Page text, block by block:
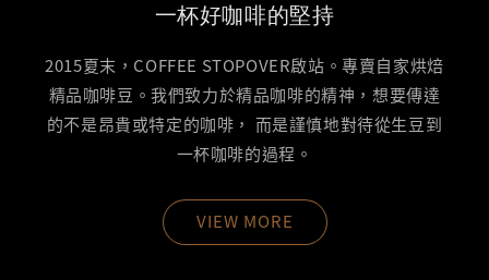
一杯好咖啡的堅持
2015夏末，COFFEE STOPOVER啟站。專賣自家烘焙
精品咖啡豆。我們致力於精品咖啡的精神，想要傳達
的不是昂貴或特定的咖啡， 而是謹慎地對待從生豆到
一杯咖啡的過程。
VIEW MORE